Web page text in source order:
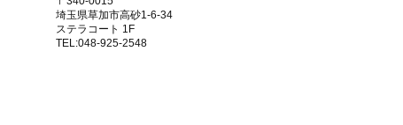
埼玉県草加市高砂1-6-34
ステラコート 1F
TEL:048-925-2548